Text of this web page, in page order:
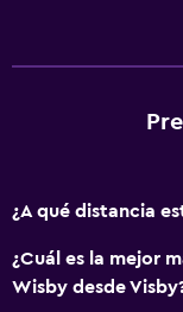
¿A qué distancia
¿Cuál es la mejor
Wisby desde